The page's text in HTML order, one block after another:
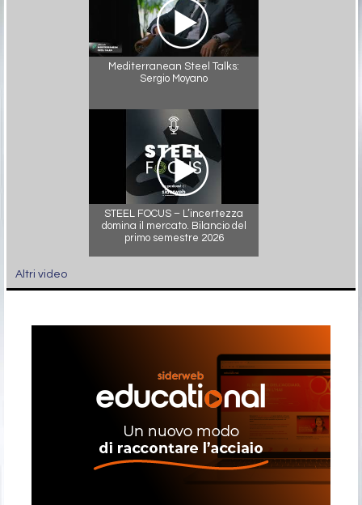
Mediterranean Steel Talks:
Sergio Moyano
STEEL FOCUS – L’incertezza
domina il mercato. Bilancio del
primo semestre 2026
Altri video